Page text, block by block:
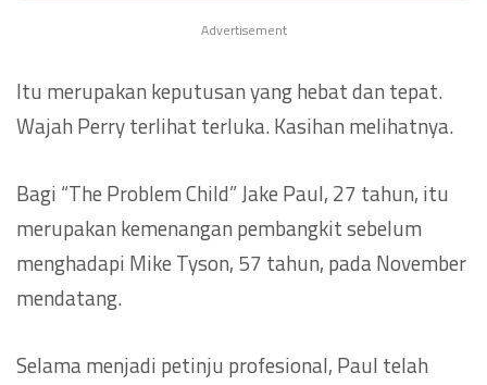
Advertisement
Itu merupakan keputusan yang hebat dan tepat.
Wajah Perry terlihat terluka. Kasihan melihatnya.
Bagi “The Problem Child” Jake Paul, 27 tahun, itu
merupakan kemenangan pembangkit sebelum
menghadapi Mike Tyson, 57 tahun, pada November
mendatang.
Selama menjadi petinju profesional, Paul telah